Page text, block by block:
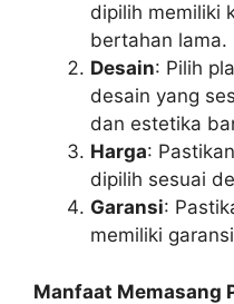
dipilih memiliki
bertahan lama.
Desain: Pilih
desain yang
dan estetika
Harga:
dipilih sesuai
Garansi:
memiliki
Manfaat Memasang